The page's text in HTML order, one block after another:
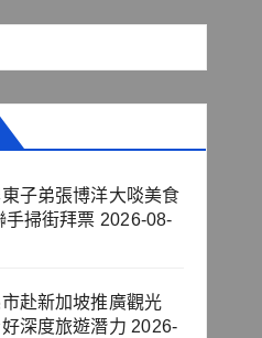
子弟張博洋大啖美食
手掃街拜票 2026-08-
市赴新加坡推廣觀光
深度旅遊潛力 2026-